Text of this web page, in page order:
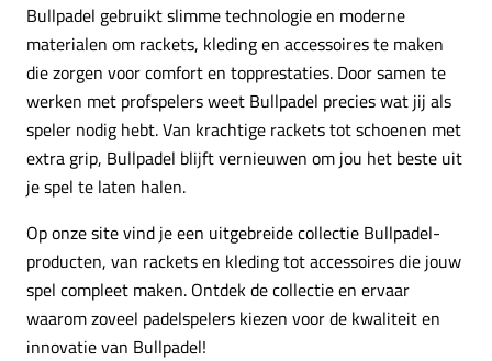
Bullpadel gebruikt slimme technologie en moderne
materialen om rackets, kleding en accessoires te maken
die zorgen voor comfort en topprestaties. Door samen te
werken met profspelers weet Bullpadel precies wat jij als
speler nodig hebt. Van krachtige rackets tot schoenen met
extra grip, Bullpadel blijft vernieuwen om jou het beste uit
je spel te laten halen.
Op onze site vind je een uitgebreide collectie Bullpadel-
producten, van rackets en kleding tot accessoires die jouw
spel compleet maken. Ontdek de collectie en ervaar
waarom zoveel padelspelers kiezen voor de kwaliteit en
innovatie van Bullpadel!